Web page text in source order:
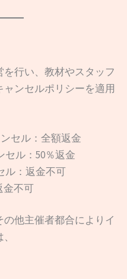
行い、教材やスタッフ
ンセルポリシーを適用
セル：全額返金
セル：50％返金
ル：返金不可
金不可
他主催者都合によりイ